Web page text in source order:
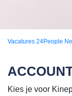
Vacatures 24People
Kies je voor